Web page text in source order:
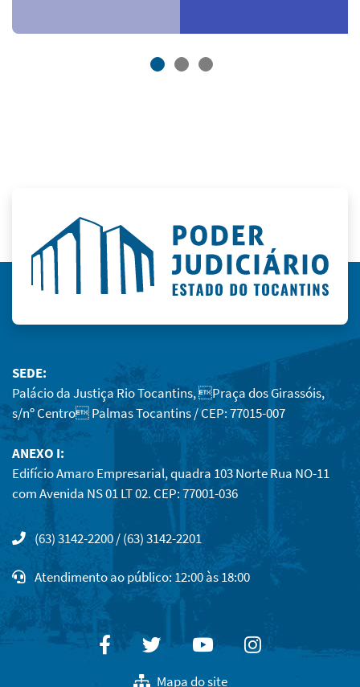
SEDE:
Palácio da Justiça Rio Tocantins, Praça dos Girassóis,
s/nº Centro Palmas Tocantins / CEP: 77015-007
ANEXO I:
Edifício Amaro Empresarial, quadra 103 Norte Rua NO-11
com Avenida NS 01 LT 02. CEP: 77001-036
(63) 3142-2200 / (63) 3142-2201
Atendimento ao público: 12:00 às 18:00
FacebookTwitterYoutubeInstagram
Mapa do site